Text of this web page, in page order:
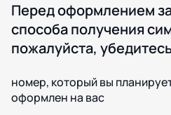
Перед оформлением
способа получения
пожалуйста,
номер, который вы
оформлен на вас